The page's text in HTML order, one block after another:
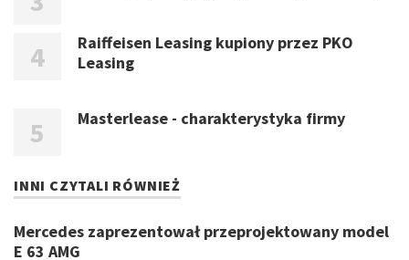
Raiffeisen Leasing kupiony przez PKO
Leasing
Masterlease - charakterystyka firmy
INNI CZYTALI RÓWNIEŻ
Mercedes zaprezentował przeprojektowany model
E 63 AMG